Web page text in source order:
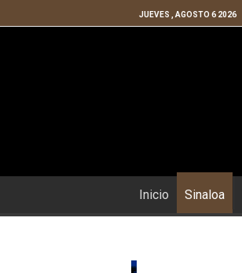
JUEVES , AGOSTO 6 2026
Inicio Sinaloa